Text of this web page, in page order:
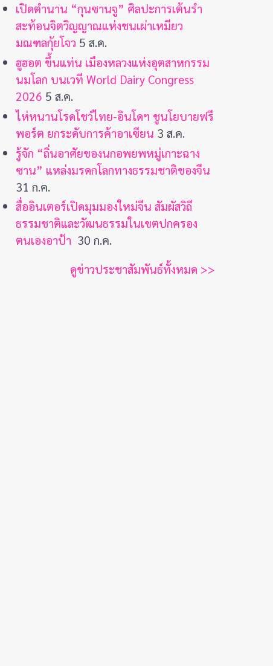
เปิดตำนาน “กุนซานจู” ศิลปะการเต้นรำ
สะท้อนจิตวิญญาณแห่งชนเผ่าเหมียว
มณฑลกุ้ยโจว 5 ส.ค.
ฮูฮอต ขึ้นแท่น เมืองหลวงแห่งอุตสาหกรรม
นมโลก บนเวที World Dairy Congress
2026 5 ส.ค.
ไห่หนานโรดโชว์ไทย-อินโดฯ ชูนโยบายฟรี
พอร์ต ยกระดับการค้าอาเซียน 3 ส.ค.
รู้จัก “ถิ่นอาศัยของนกอพยพหมู่เกาะฉาง
ซาน” แหล่งมรดกโลกทางธรรมชาติของจีน
31 ก.ค.
สื่ออินเตอร์เปิดมุมมองใหม่จีน สัมผัสวิถี
ธรรมชาติและวัฒนธรรมในเขตปกครอง
ตนเองอาป้า 30 ก.ค.
ดูข่าวประชาสัมพันธ์ทั้งหมด >>